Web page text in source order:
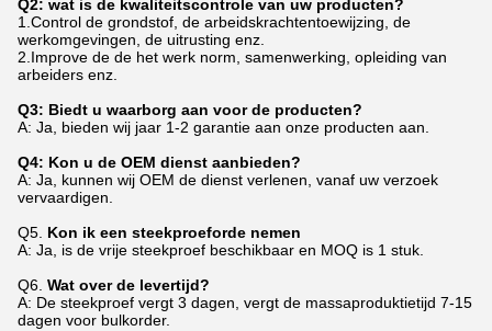
Q2: wat is de kwaliteitscontrole van uw producten?
1.Control de grondstof, de arbeidskrachtentoewijzing, de
werkomgevingen, de uitrusting enz.
2.Improve de de het werk norm, samenwerking, opleiding van
arbeiders enz.
Q3: Biedt u waarborg aan voor de producten?
A: Ja, bieden wij jaar 1-2 garantie aan onze producten aan.
Q4: Kon u de OEM dienst aanbieden?
A: Ja, kunnen wij OEM de dienst verlenen, vanaf uw verzoek
vervaardigen.
Q5. Kon ik een steekproeforde nemen
A: Ja, is de vrije steekproef beschikbaar en MOQ is 1 stuk.
Q6. Wat over de levertijd?
A: De steekproef vergt 3 dagen, vergt de massaproduktietijd 7-15
dagen voor bulkorder.